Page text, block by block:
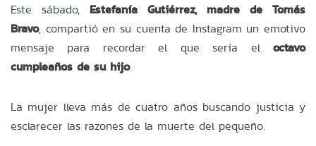
Este sábado,
Estefanía Gutiérrez, madre de Tomás
Bravo, compartió en su cuenta de Instagram un emotivo
mensaje para recordar el que sería el
octavo
cumpleaños de su hijo.
La mujer lleva más de cuatro años buscando justicia y
esclarecer las razones de la muerte del pequeño.